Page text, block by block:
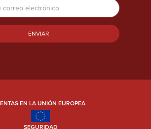
EN LA UNIÓN EUROPEA
SEGURIDAD